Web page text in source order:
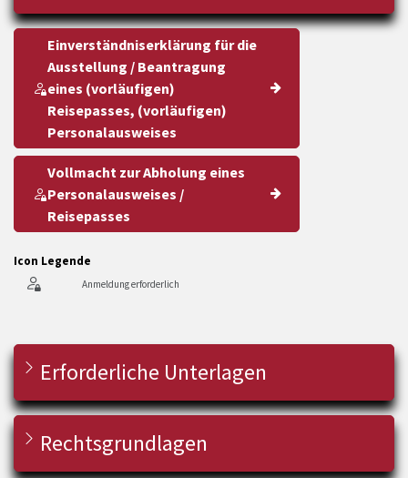
Einverständniserklärung für die
Ausstellung / Beantragung
eines (vorläufigen)
Reisepasses, (vorläufigen)
Personalausweises
Vollmacht zur Abholung eines
Personalausweises /
Reisepasses
Icon Legende
Anmeldung erforderlich
Erforderliche Unterlagen
Rechtsgrundlagen